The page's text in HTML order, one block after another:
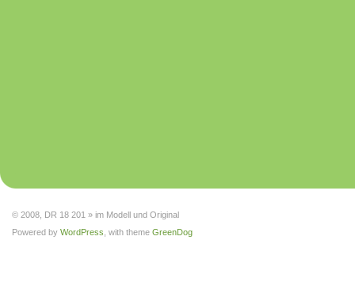
© 2008, DR 18 201 » im Modell und Original
Powered by WordPress , with theme GreenDog